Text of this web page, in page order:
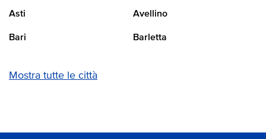
Asti Avellino
Bari Barletta
Mostra tutte le città